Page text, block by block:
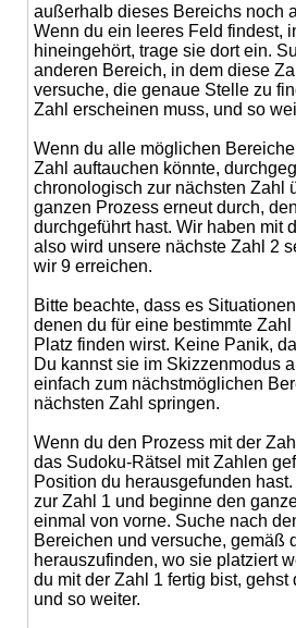
außerhalb dieses Bereichs noch
Wenn du ein leeres Feld findest,
hineingehört, trage sie dort ein.
anderen Bereich, in dem diese
versuche, die genaue Stelle zu
Zahl erscheinen muss, und so
Wenn du alle möglichen
Zahl auftauchen könnte,
chronologisch zur nächsten Zahl
ganzen Prozess erneut durch,
durchgeführt hast. Wir haben mit
also wird unsere nächste Zahl 2
wir 9 erreichen.
Bitte beachte, dass es
denen du für eine bestimmte
Platz finden wirst. Keine Panik,
Du kannst sie im Skizzenmodus
einfach zum nächstmöglichen
nächsten Zahl springen.
Wenn du den Prozess mit der
das Sudoku-Rätsel mit Zahlen
Position du herausgefunden
zur Zahl 1 und beginne den
einmal von vorne. Suche nach
Bereichen und versuche, gemäß
herauszufinden, wo sie platziert
du mit der Zahl 1 fertig bist, gehst
und so weiter.